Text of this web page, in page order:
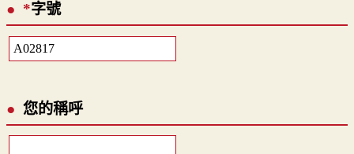
*字號
您的稱呼